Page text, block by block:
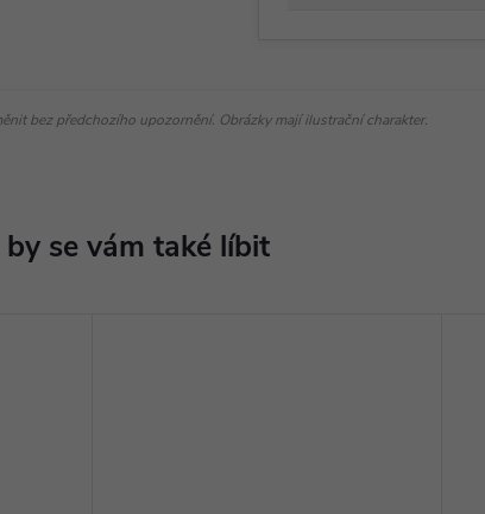
bez předchozího upozornění. Obrázky mají ilustrační charakter.